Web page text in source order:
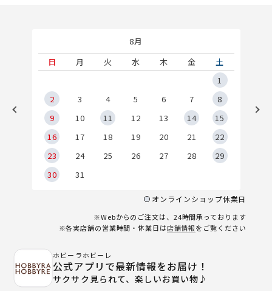
8月
日
月 火 水 木 金
土
1
2
3 4 5 6 7
8
9
10 11 12 13 14
15
16
17 18 19 20 21
22
23
24 25 26 27 28
29
30
31
オンラインショップ休業日
※Webからのご注文は、24時間承っております
※各実店舗の営業時間・休業日は店舗情報をご覧ください
ホビーラホビーレ
公式アプリで最新情報をお届け！
サクサク見られて、楽しいお買い物♪